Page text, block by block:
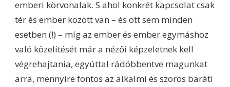
emberi körvonalak. S ahol konkrét kapcsolat csak
tér és ember között van – és ott sem minden
esetben (!) – míg az ember és ember egymáshoz
való közelítését már a nézői képzeletnek kell
végrehajtania, egyúttal rádöbbentve magunkat
arra, mennyire fontos az alkalmi és szoros baráti